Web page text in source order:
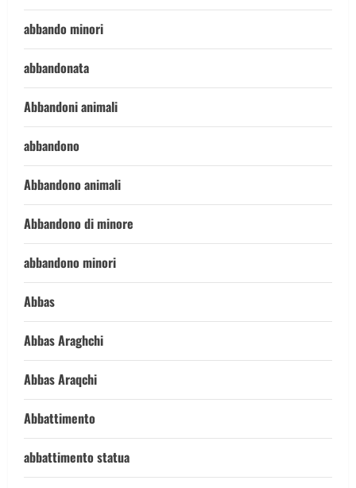
abbando minori
abbandonata
Abbandoni animali
abbandono
Abbandono animali
Abbandono di minore
abbandono minori
Abbas
Abbas Araghchi
Abbas Araqchi
Abbattimento
abbattimento statua